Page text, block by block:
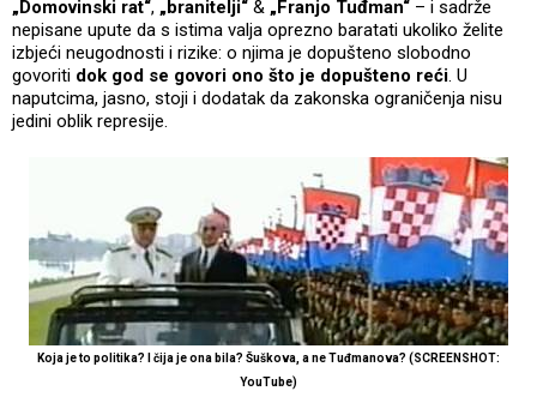
„Domovinski rat“, „branitelji“ & „Franjo Tuđman“ – i sadrže
nepisane upute da s istima valja oprezno baratati ukoliko želite
izbjeći neugodnosti i rizike: o njima je dopušteno slobodno
govoriti dok god se govori ono što je dopušteno reći. U
naputcima, jasno, stoji i dodatak da zakonska ograničenja nisu
jedini oblik represije.
Koja je to politika? I čija je ona bila? Šuškova, a ne Tuđmanova? (SCREENSHOT:
YouTube)